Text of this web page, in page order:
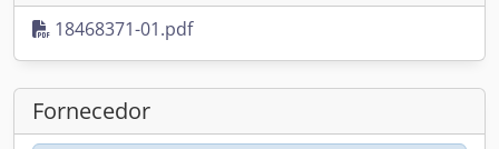
18468371-01.pdf
Fornecedor